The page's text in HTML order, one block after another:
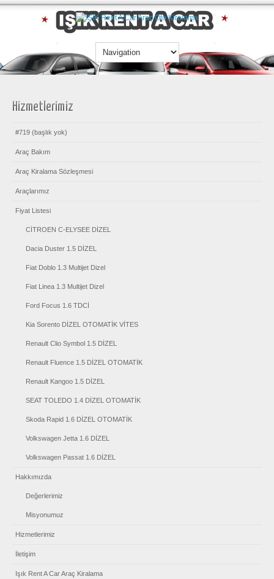
Hizmetlerimiz
#719 (başlık yok)
Araç Bakım
Araç Kiralama Sözleşmesi
Araçlarımız
Fiyat Listesi
CİTROEN C-ELYSEE DİZEL
Dacia Duster 1.5 DİZEL
Fiat Doblo 1.3 Multijet Dizel
Fiat Linea 1.3 Multijet Dizel
Ford Focus 1.6 TDCİ
Kia Sorento DİZEL OTOMATİK VİTES
Renault Clio Symbol 1.5 DİZEL
Renault Fluence 1.5 DİZEL OTOMATİK
Renault Kangoo 1.5 DİZEL
SEAT TOLEDO 1.4 DİZEL OTOMATİK
Skoda Rapid 1.6 DİZEL OTOMATİK
Volkswagen Jetta 1.6 DİZEL
Volkswagen Passat 1.6 DİZEL
Hakkımızda
Değerlerimiz
Misyonumuz
Hizmetlerimiz
İletişim
Işık Rent A Car Araç Kiralama